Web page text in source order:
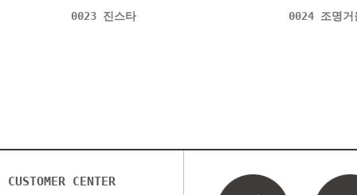
0023 진스타 0024 조명거
CUSTOMER CENTER